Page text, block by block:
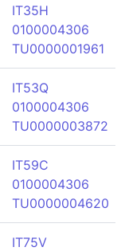
IT35H
0100004306
TU0000001961
IT53Q
0100004306
TU0000003872
IT59C
0100004306
TU0000004620
IT75V